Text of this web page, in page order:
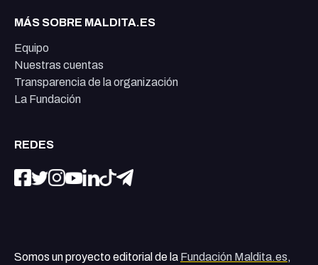
MÁS SOBRE MALDITA.ES
Equipo
Nuestras cuentas
Transparencia de la organización
La Fundación
REDES
Somos un proyecto editorial de la Fundación Maldita.es,